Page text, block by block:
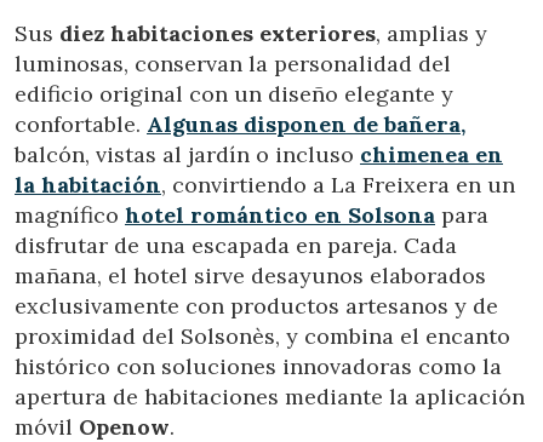
Sus diez habitaciones exteriores, amplias y
luminosas, conservan la personalidad del
edificio original con un diseño elegante y
confortable. Algunas disponen de bañera,
balcón, vistas al jardín o incluso chimenea en
la habitación, convirtiendo a La Freixera en un
magnífico hotel romántico en Solsona para
disfrutar de una escapada en pareja. Cada
mañana, el hotel sirve desayunos elaborados
exclusivamente con productos artesanos y de
proximidad del Solsonès, y combina el encanto
histórico con soluciones innovadoras como la
apertura de habitaciones mediante la aplicación
móvil Openow.
Modificar cookies
Técnicas y funcionales
Siempre activas
Este sitio web utiliza Cookies propias para recopilar
información con la finalidad de mejorar nuestros servicios.